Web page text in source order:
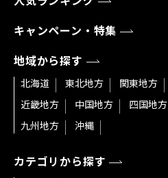
キャンペーン・特集
地域から探す
北海道 東北地方 関東地方
近畿地方
中国地方
四国地方
九州地方
沖縄
カテゴリから探す